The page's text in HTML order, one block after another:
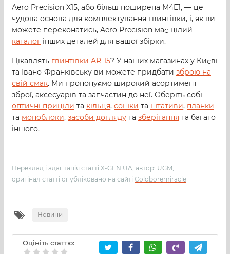
Aero Precision X15, або більш поширена M4E1, — це
чудова основа для комплектування гвинтівки, і, як ви
можете переконатись, Aero Precision має цілий
каталог інших деталей для вашої збірки.
Цікавлять гвинтівки AR-15? У наших магазинах у Києві
та Івано-Франківську ви можете придбати зброю на
свій смак. Ми пропонуємо широкий асортимент
зброї, аксесуарів та запчастин до неї. Оберіть собі
оптичні приціли та кільця, сошки та штативи, планки
та моноблоки, засоби догляду та зберігання та багато
іншого.
Переклад і адаптація статті X-GEN.UA, автор: UGM,
оригінал статті опубліковано на сайті Coldboremiracle
Новини
Оцініть статтю: